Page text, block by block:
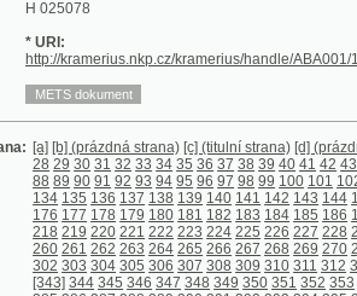
[b] (prázdná strana) [c] (titulní strana) [d] (prázdná strana)
90 91 92 93 94 95
135 136 137 138 139
176 177 178 179 180 181 182 183 184 185 186 187 188
219 220 221 222 223 224 225 226 227 228 229 230
260 261 262 263 264 265 266 267 268 269 270 271 272
303 304 305 306 307 308 309 310 311 312 313 314
344 345 346 347 348 349 350 351 352 353 354 355
386 387 388 389 390 391 392 393 394 395 396 397
428 429 430 431 432 433 434 435 436 437 438 439
470 471 472 473 474 475 476 477 478 479 480 481
512 513 514 515 516 517 518 519 520 521 522 523
554 555 556 557 558 559 560 561 562 563 566 567
598 599 600 601 602 603 604 605 606 607 608 609